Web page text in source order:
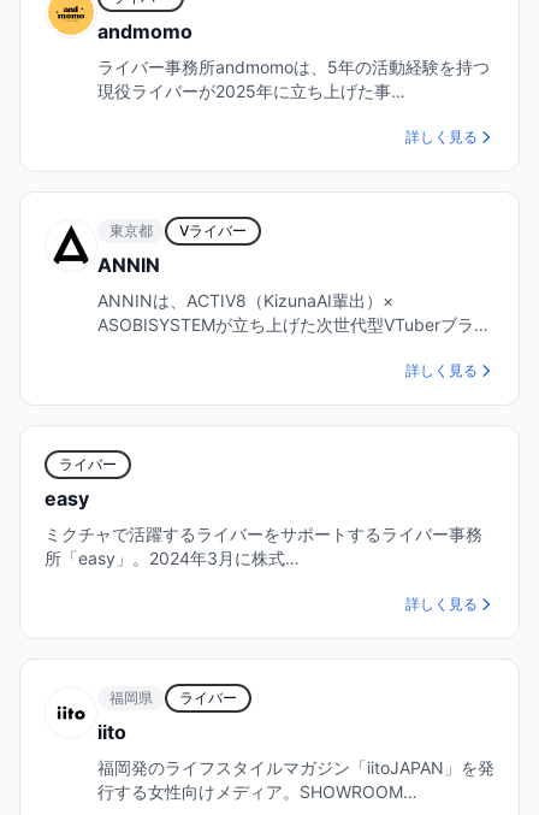
andmomo
ライバー事務所andmomoは、5年の活動経験を持つ
現役ライバーが2025年に立ち上げた事…
詳しく見る
東京都 Vライバー
ANNIN
ANNINは、ACTIV8（KizunaAI輩出）×
ASOBISYSTEMが立ち上げた次世代型VTuberブラン
詳しく見る
ライバー
easy
ミクチャで活躍するライバーをサポートするライバー事務
所「easy」。2024年3月に株式…
詳しく見る
福岡県 ライバー
iito
福岡発のライフスタイルマガジン「iitoJAPAN」を発
行する女性向けメディア。SHOWROOM…